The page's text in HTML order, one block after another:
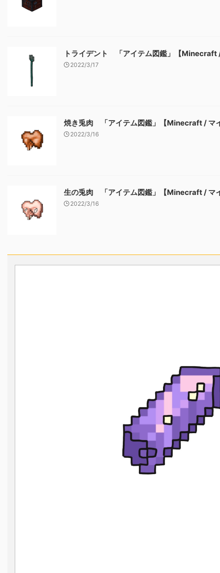
トライデント 「アイテム図鑑」【Minecraft /
2022/3/17
焼き兎肉 「アイテム図鑑」【Minecraft / マイ
2022/3/16
生の兎肉 「アイテム図鑑」【Minecraft / マイ
2022/3/16